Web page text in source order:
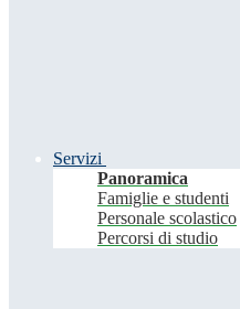
Servizi
Panoramica
Famiglie e studenti
Personale scolastico
Percorsi di studio